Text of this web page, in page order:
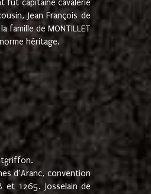
fut capitaine cavalerie
Jean François de
famille de MONTILLET
héritage.
d’Aranc, convention
et 1265. Josselain de